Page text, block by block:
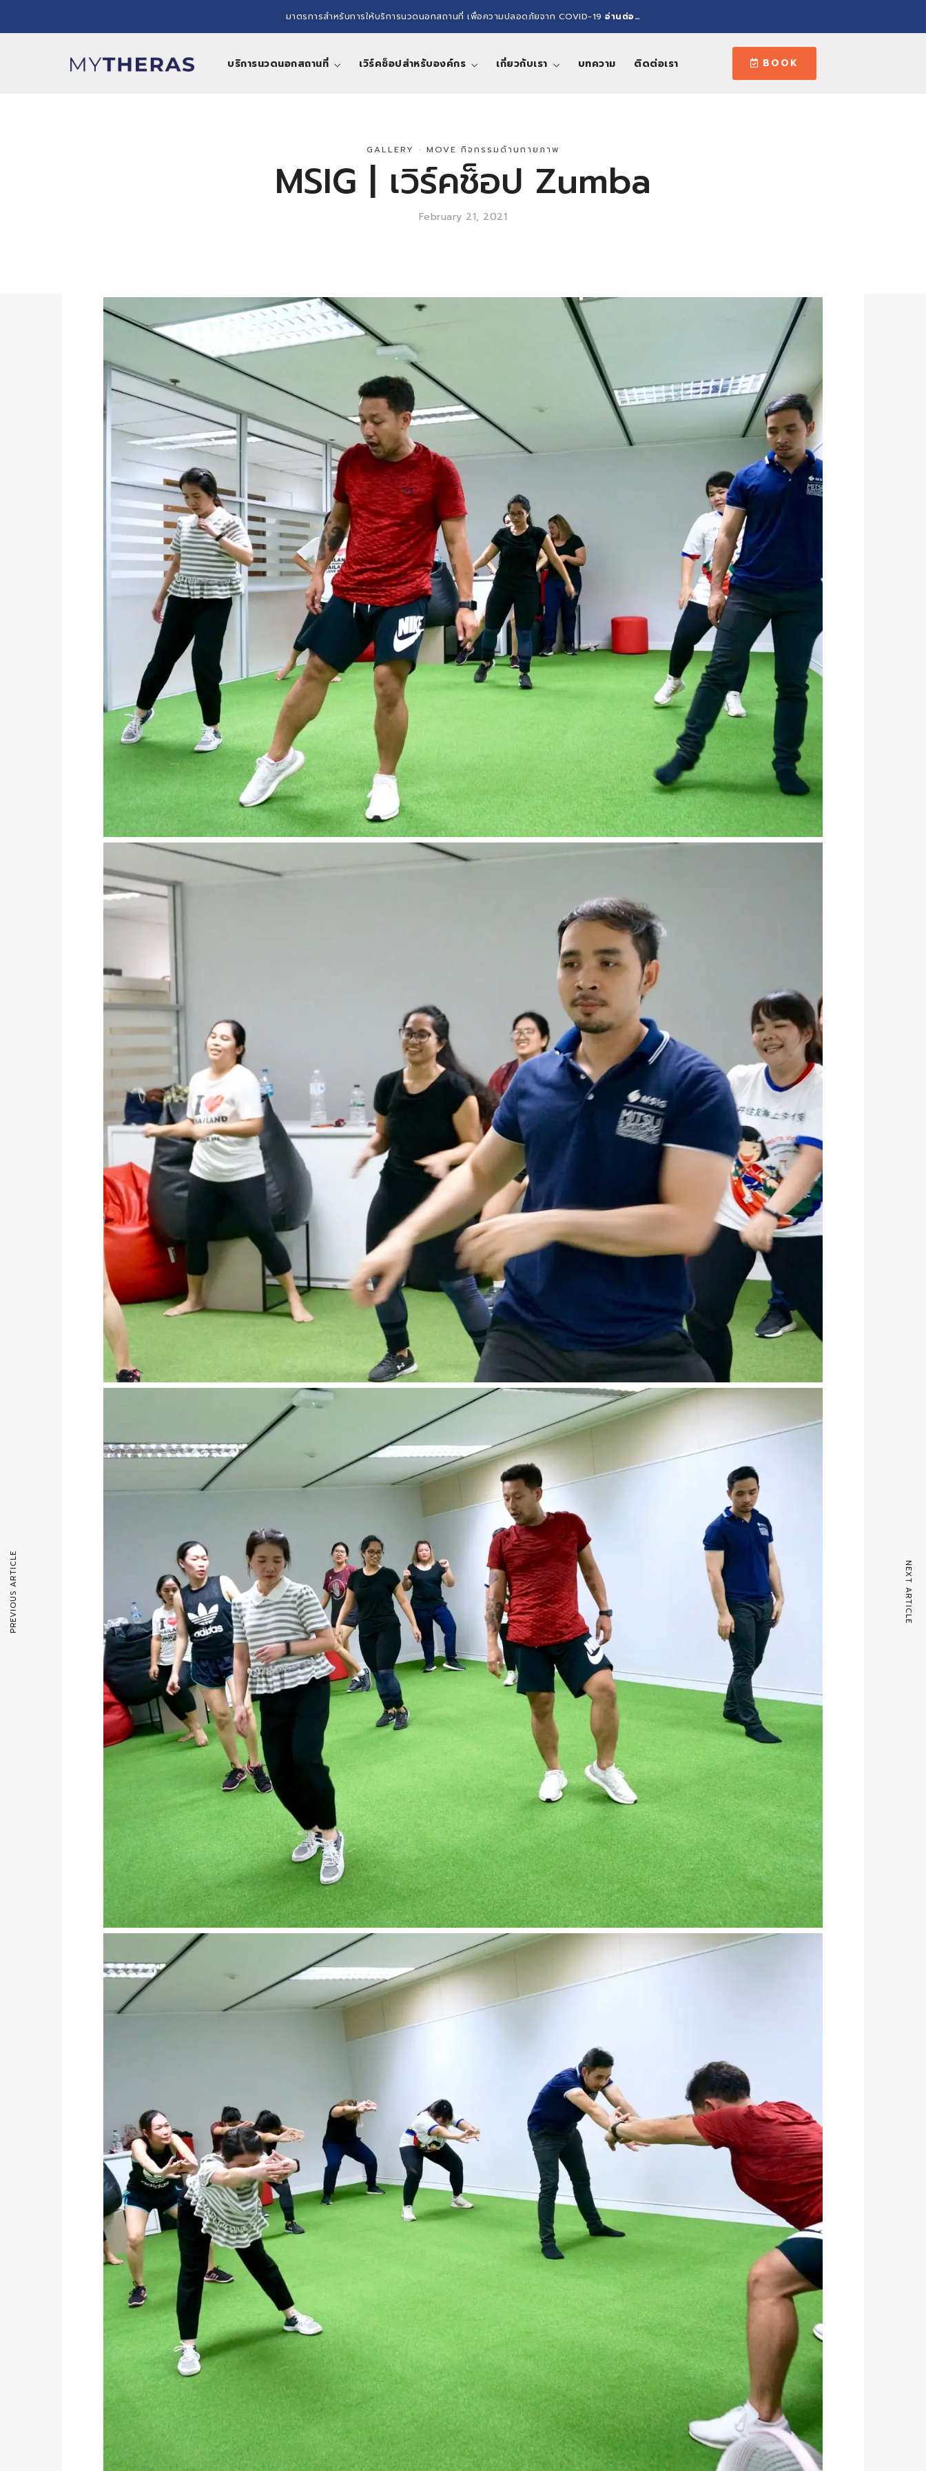
มาตรการสำหรับการให้บริการนวดนอกสถานที่ เพื่อความปลอดภัยจาก COVID-19อ่านต่อ…
บริการนวดนอกสถานที่ เวิร์คช็อปสำหรับองค์กร เกี่ยวกับเรา บทความ ติดต่อเรา BOOK
GALLERY · MOVE กิจกรรมด้านกายภาพ
MSIG | เวิร์คช็อป Zumba
February 21, 2021
PREVIOUS ARTICLE NEXT ARTICLE